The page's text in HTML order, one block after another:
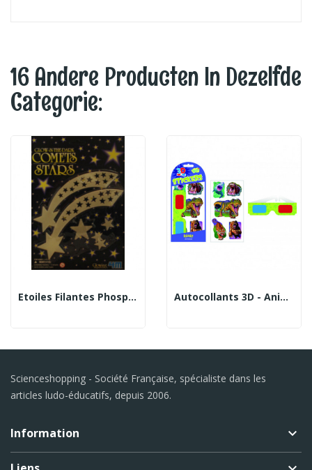
16 Andere Producten In Dezelfde
Categorie:
Etoiles Filantes Phosphorescentes Autocollants 3D - Animaux Sauvages
Scienceshopping - Société Française, spécialiste dans les
articles ludo-éducatifs, depuis 2006.
Information keyboard_arrow_down